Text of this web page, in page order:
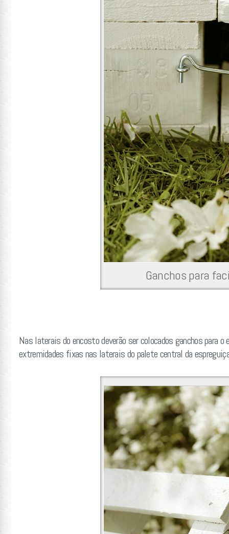
Ganchos para
Nas laterais do encosto deverão ser colocados ganchos para
extremidades fixas nas laterais do palete central da